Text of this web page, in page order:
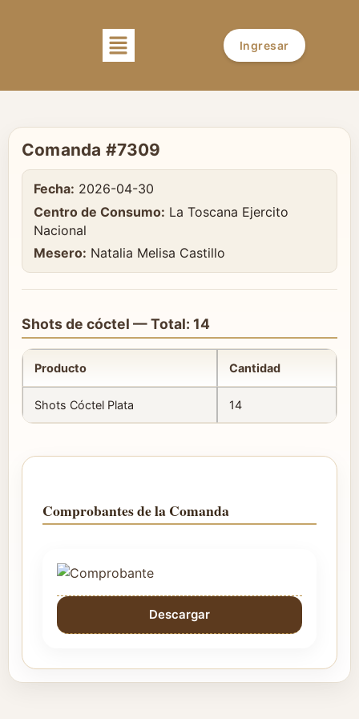
Ingresar
Comanda #7309
Fecha: 2026-04-30
Centro de Consumo: La Toscana Ejercito
Nacional
Mesero: Natalia Melisa Castillo
Shots de cóctel — Total: 14
Producto Cantidad
Shots Cóctel Plata 14
Comprobantes de la Comanda
Descargar